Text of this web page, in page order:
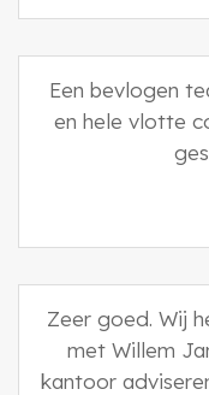
Een bevlogen
en hele vlotte
Zeer goed. Wij
met Willem
kantoor